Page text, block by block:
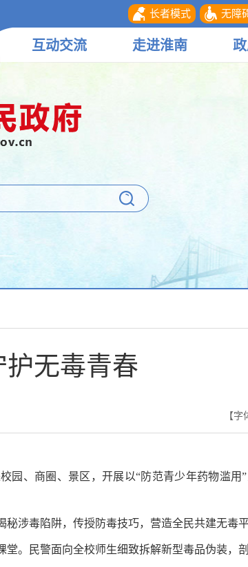
长者模式 无障
互动交流 走进淮南
无毒青春
【字
园、商圈、景区，开展以“防范青少年药物滥用
涉毒陷阱，传授防毒技巧，营造全民共建无毒平
。民警面向全校师生细致拆解新型毒品伪装，